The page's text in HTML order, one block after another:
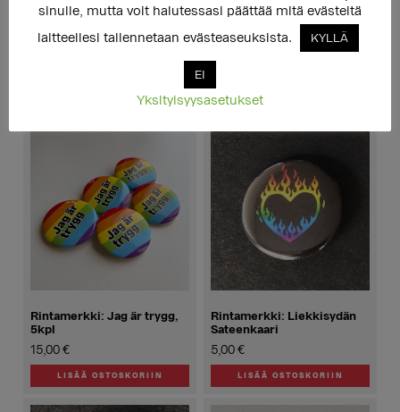
LISÄÄ OSTOSKORIIN
Rintamerkki: Jag är trygg,
5kpl
15,00€
LISÄÄ OSTOSKORIIN
Rintamerkki: Liekkisydän
Sateenkaari
5,00€
LISÄÄ OSTOSKORIIN
sinulle, mutta voit halutessasi päättää mitä evästeitä
laitteellesi tallennetaan evästeaseuksista.
KYLLÄ
EI
Yksityisyysasetukset